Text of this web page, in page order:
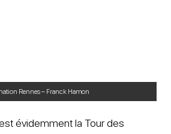
Rennes – Franck Hamon
évidemment la Tour des